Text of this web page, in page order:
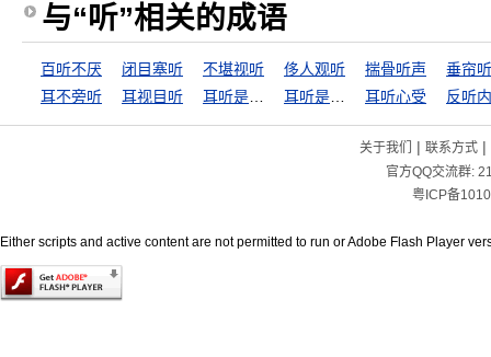
与“听”相关的成语
百听不厌 闭目塞听 不堪视听 侈人观听 揣骨听声
垂帘
耳不旁听
耳视目听 耳听心受 反听
关于我们 | 联系方式|
官方QQ交流群:
粤ICP备
Either scripts and active content are not permitted to run or Adobe Flash Player